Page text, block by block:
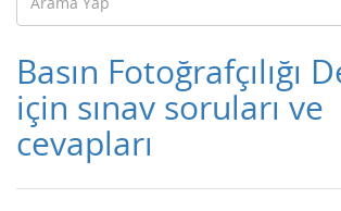
Basın Fotoğrafçılığı
için sınav soruları ve
cevapları